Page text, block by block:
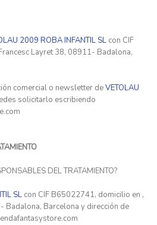
2009 ROBA INFANTIL SL con CIF
Layret 38, 08911- Badalona,
comercial o newsletter deVETOLAU
solicitarlo escribiendo
DEL TRATAMIENTO?
SL con CIF B65022741, domicilio en ,
Badalona, Barcelona y dirección de